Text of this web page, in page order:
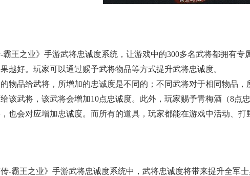
-霸王之业》手游武将忠诚度系统，让游戏中的300多名武将都拥有
越好。玩家可以通过赐予武将物品等方式提升武将忠诚度。
物品给武将，所增加的忠诚度是不同的；不同武将对于相同物品
该武将，该武将会增加10点忠诚度。此外，玩家赐予青梅酒（8点
也会对应增加忠诚度。而所有的道具，玩家都能在游戏中活动、打
-霸王之业》手游武将忠诚度系统中，武将忠诚度将带来提升全军